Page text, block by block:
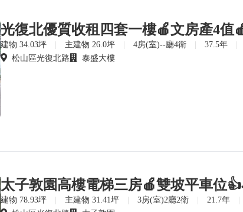
光復北優質收租四套一樓🍎文房產4值
建物 34.03坪 主建物 26.0坪 4房(室)--廳4衛 37.5年
松山區光復北路 泰盛大樓
建物 78.93坪 主建物 31.41坪 3房(室)2廳2衛 21.7年